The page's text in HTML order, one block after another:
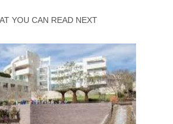
YOU CAN READ NEXT